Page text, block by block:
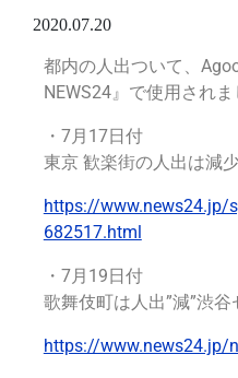
2020.07.20
都内の人出ついて、
NEWS24』で使用されま
・7月17日付
東京 歓楽街の人出は減
https://
682517.html
・7月19日付
歌舞伎町は人出”減”渋谷
https://www.news24.jp/